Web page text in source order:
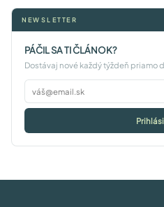
NEWSLETTER
PÁČIL SA TI ČLÁNOK?
Dostávaj nové každý týždeň priamo